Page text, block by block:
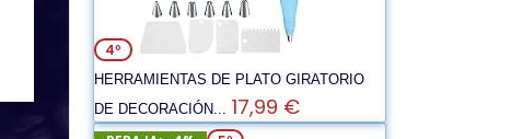
4º
HERRAMIENTAS DE PLATO GIRATORIO
DE DECORACIÓN... 17,99 €